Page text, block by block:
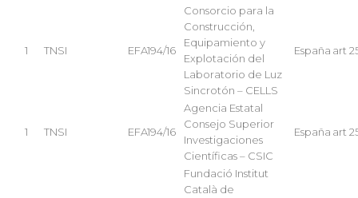
1 TNSI EFA194/16
Consorcio para la
Construcción,
Equipamiento y
Explotación del
Laboratorio de Luz
Sincrotón – CELLS
España art
1 TNSI EFA194/16
Agencia Estatal
Consejo Superior
Investigaciones
Científicas – CSIC
España art
Fundació Institut
Català de